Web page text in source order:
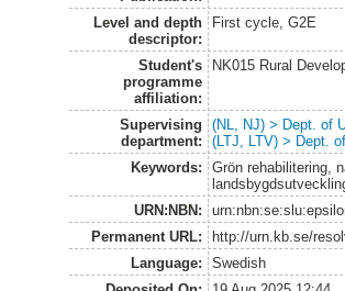
Level and depth
descriptor:
First cycle, G2E
Student's
programme
affiliation:
NK015 Rural
Supervising
department:
(NL, NJ) > Dept. of
(LTJ, LTV) > Dept.
Keywords:
Grön rehabilitering,
URN:NBN:
Permanent URL:
http://urn.kb.se/
Language:
Swedish